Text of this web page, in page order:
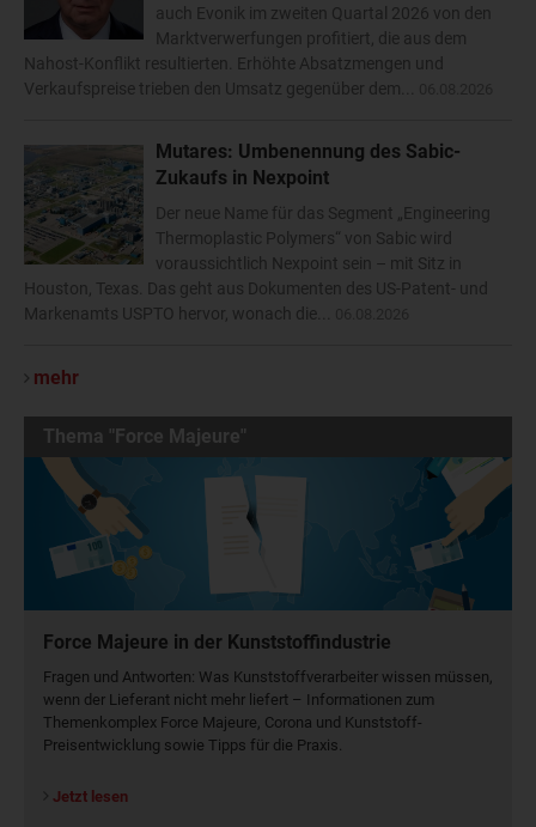
auch Evonik im zweiten Quartal 2026 von den
Marktverwerfungen profitiert, die aus dem
Nahost-Konflikt resultierten. Erhöhte Absatzmengen und
Verkaufspreise trieben den Umsatz gegenüber dem...
Mutares: Umbenennung des Sabic-
Zukaufs in Nexpoint
Der neue Name für das Segment „Engineering
Thermoplastic Polymers“ von Sabic wird
voraussichtlich Nexpoint sein – mit Sitz in
Houston, Texas. Das geht aus Dokumenten des US-Patent- und
Markenamts USPTO hervor, wonach die...
mehr
Thema "Force Majeure"
Force Majeure in der Kunststoffindustrie
Fragen und Antworten: Was Kunst­stoff­verarbeiter wissen müssen,
wenn der Lieferant nicht mehr liefert – Informationen zum
Themenkomplex Force Majeure, Corona und Kunststoff-
Preisentwicklung sowie Tipps für die Praxis.
Jetzt lesen